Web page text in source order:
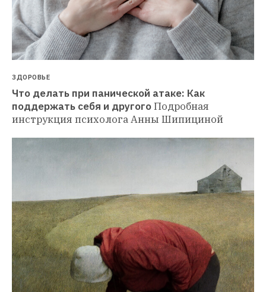
ЗДОРОВЬЕ
Что делать при панической атаке: Как
поддержать себя и другогоПодробная
инструкция психолога Анны Шипициной